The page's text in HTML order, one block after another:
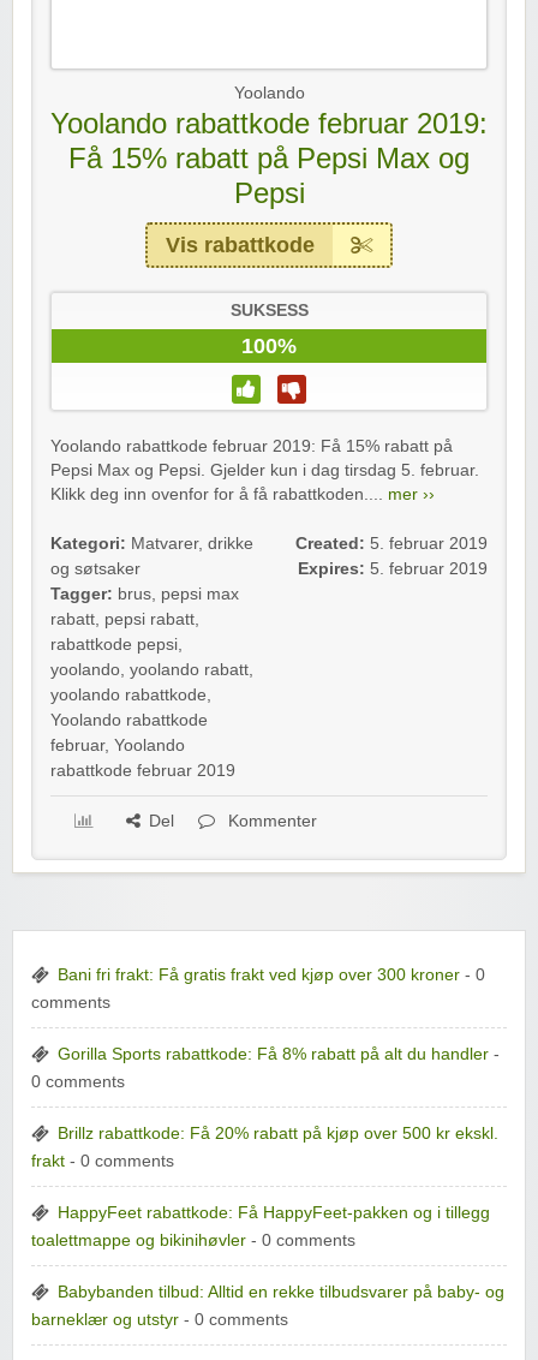
Yoolando
Yoolando rabattkode februar 2019:
Få 15% rabatt på Pepsi Max og
Pepsi
Vis rabattkode
SUKSESS
100%
Yoolando rabattkode februar 2019: Få 15% rabatt på
Pepsi Max og Pepsi. Gjelder kun i dag tirsdag 5. februar.
Klikk deg inn ovenfor for å få rabattkoden.... mer ››
Kategori: Matvarer, drikke
og søtsaker
Tagger: brus, pepsi max
rabatt, pepsi rabatt,
rabattkode pepsi,
yoolando, yoolando rabatt,
yoolando rabattkode,
Yoolando rabattkode
februar, Yoolando
rabattkode februar 2019
Created: 5. februar 2019
Expires: 5. februar 2019
Del Kommenter
Bani fri frakt: Få gratis frakt ved kjøp over 300 kroner - 0
comments
Gorilla Sports rabattkode: Få 8% rabatt på alt du handler -
0 comments
Brillz rabattkode: Få 20% rabatt på kjøp over 500 kr ekskl.
frakt - 0 comments
HappyFeet rabattkode: Få HappyFeet-pakken og i tillegg
toalettmappe og bikinihøvler - 0 comments
Babybanden tilbud: Alltid en rekke tilbudsvarer på baby- og
barneklær og utstyr - 0 comments